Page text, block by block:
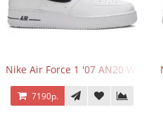
Nike Air Force 1 '07 AN20 White
7190р.